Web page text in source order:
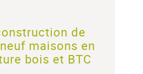
de
maisons en
bois et BTC